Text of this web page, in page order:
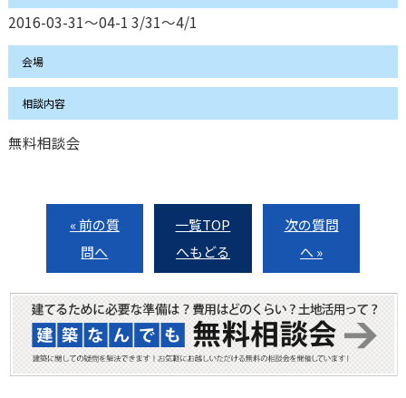
2016-03-31〜04-1 3/31〜4/1
会場
相談内容
無料相談会
« 前の質
問へ
一覧TOP
へもどる
次の質問
へ »